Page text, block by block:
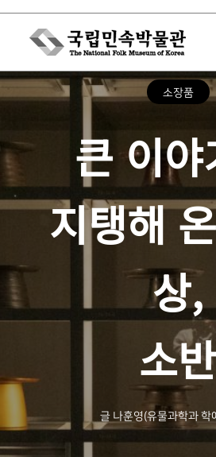
Skip
content
박물관에서는
민속 인사이드
소장품
큰 이
지탱해
상,
소반
글 나훈영(유물과학과 학